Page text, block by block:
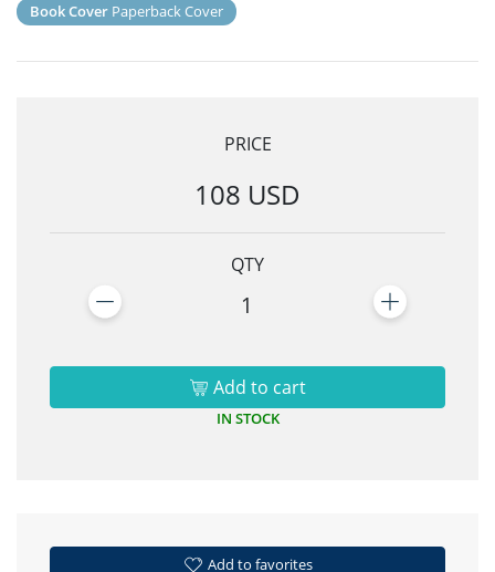
Book Cover Paperback Cover
PRICE
108 USD
QTY
1
Add to cart
IN STOCK
Add to favorites